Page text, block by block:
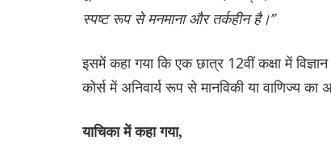
स्पष्ट रूप से मनमाना और तर्कहीन है।”
इसमें कहा गया कि एक छात्र 12वीं कक्षा में
कोर्स में अनिवार्य रूप से मानविकी या वाणिज्य
याचिका में कहा गया,